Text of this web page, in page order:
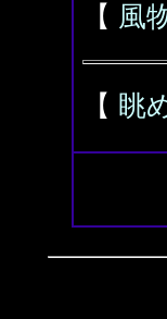
【 風
【 眺